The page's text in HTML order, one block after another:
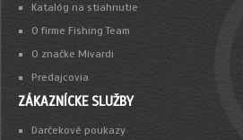
Katalóg na stiahnutie
O firme Fishing Team
O značke Mivardi
Predajcovia
ZÁKAZNÍCKE SLUŽBY
Darčekové poukazy